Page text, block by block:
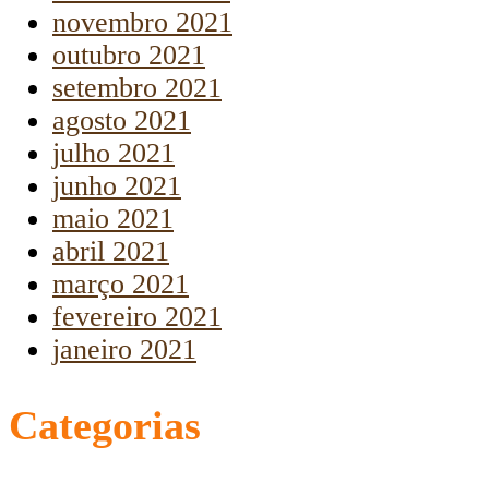
novembro 2021
outubro 2021
setembro 2021
agosto 2021
julho 2021
junho 2021
maio 2021
abril 2021
março 2021
fevereiro 2021
janeiro 2021
Categorias